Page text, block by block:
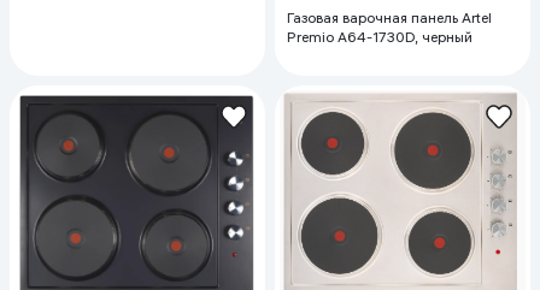
Газовая варочная панель Artel
Premio A64-1730D, черный